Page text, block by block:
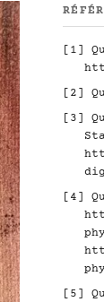
[1]
[2]
[3]
[4]
[5]